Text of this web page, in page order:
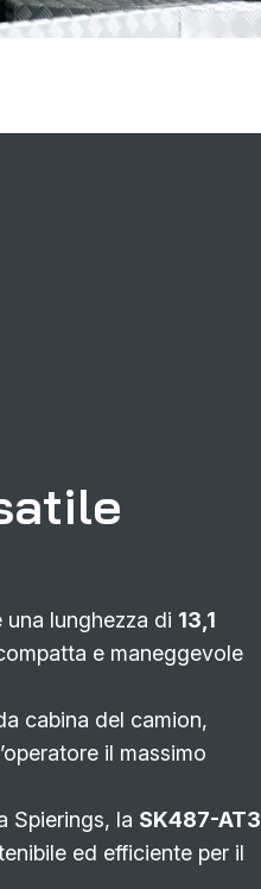
una lunghezza di 13,1
e maneggevole
cabina del camion,
il massimo
Spierings, la SK487-AT3
ed efficiente per il